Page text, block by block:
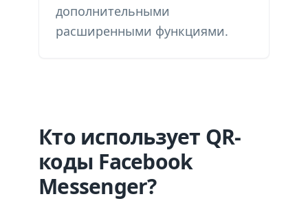
дополнительными
расширенными функциями.
Кто использует QR-
коды Facebook
Messenger?